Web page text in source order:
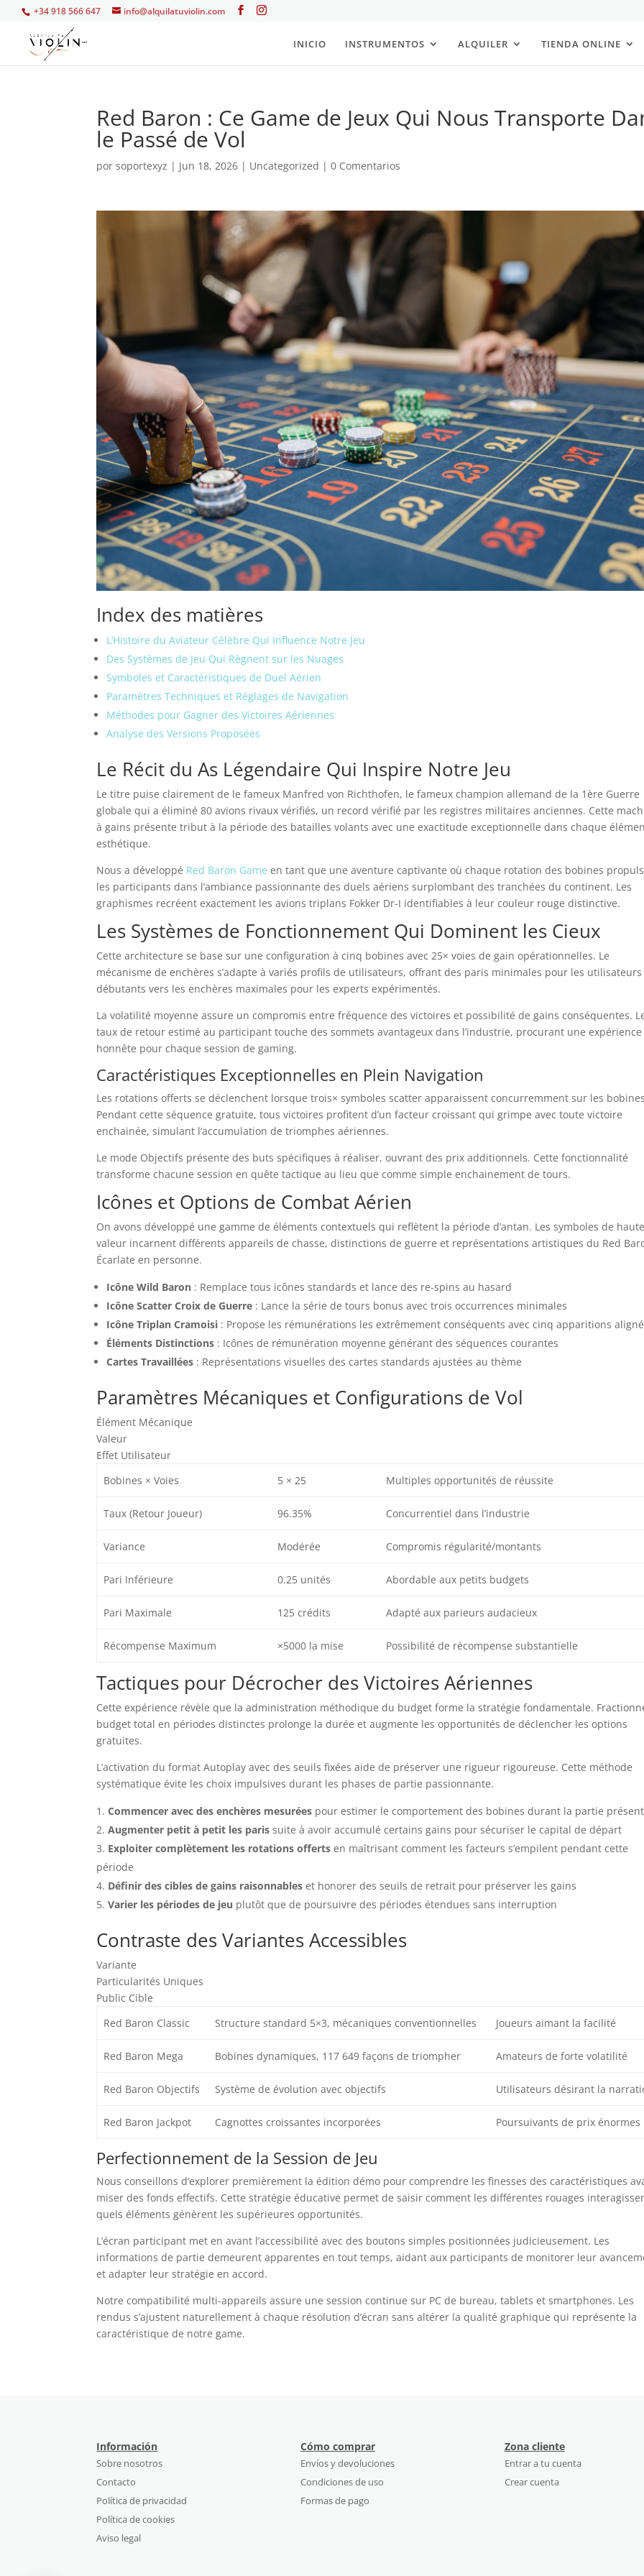
+34 918 566 647 info@alquilatuviolin.com
INICIO INSTRUMENTOS ALQUILER TIENDA ONLINE
Red Baron : Ce Game de Jeux Qui Nous Transporte
le Passé de Vol
porsoportexyz | Jun 18, 2026 | Uncategorized |0 Comentarios
Index des matières
L’Histoire du Aviateur Célèbre Qui Influence Notre Jeu
Des Systèmes de Jeu Qui Règnent sur les Nuages
Symboles et Caractéristiques de Duel Aérien
Paramètres Techniques et Réglages de Navigation
Méthodes pour Gagner des Victoires Aériennes
Analyse des Versions Proposées
Le Récit du As Légendaire Qui Inspire Notre Jeu
Le titre puise clairement de le fameux Manfred von Richthofen, le fameux champion allemand de la 1ère Guerre
globale qui a éliminé 80 avions rivaux vérifiés, un record vérifié par les registres militaires anciennes. Cette
à gains présente tribut à la période des batailles volants avec une exactitude exceptionnelle dans chaque
esthétique.
Nous a développé Red Baron Game en tant que une aventure captivante où chaque rotation des bobines
les participants dans l’ambiance passionnante des duels aériens surplombant des tranchées du continent. Les
graphismes recréent exactement les avions triplans Fokker Dr-I identifiables à leur couleur rouge distinctive.
Les Systèmes de Fonctionnement Qui Dominent les Cieux
Cette architecture se base sur une configuration à cinq bobines avec 25× voies de gain opérationnelles. Le
mécanisme de enchères s’adapte à variés profils de utilisateurs, offrant des paris minimales pour les utilisateurs
débutants vers les enchères maximales pour les experts expérimentés.
La volatilité moyenne assure un compromis entre fréquence des victoires et possibilité de gains conséquentes.
taux de retour estimé au participant touche des sommets avantageux dans l’industrie, procurant une expérience
honnête pour chaque session de gaming.
Caractéristiques Exceptionnelles en Plein Navigation
Les rotations offerts se déclenchent lorsque trois× symboles scatter apparaissent concurremment sur les
Pendant cette séquence gratuite, tous victoires profitent d’un facteur croissant qui grimpe avec toute victoire
enchainée, simulant l’accumulation de triomphes aériennes.
Le mode Objectifs présente des buts spécifiques à réaliser, ouvrant des prix additionnels. Cette fonctionnalité
transforme chacune session en quête tactique au lieu que comme simple enchainement de tours.
Icônes et Options de Combat Aérien
On avons développé une gamme de éléments contextuels qui reflètent la période d’antan. Les symboles de
valeur incarnent différents appareils de chasse, distinctions de guerre et représentations artistiques du Red
Écarlate en personne.
Icône Wild Baron : Remplace tous icônes standards et lance des re-spins au hasard
Icône Scatter Croix de Guerre : Lance la série de tours bonus avec trois occurrences minimales
Icône Triplan Cramoisi : Propose les rémunérations les extrêmement conséquents avec cinq apparitions
Éléments Distinctions : Icônes de rémunération moyenne générant des séquences courantes
Cartes Travaillées : Représentations visuelles des cartes standards ajustées au thème
Paramètres Mécaniques et Configurations de Vol
Élément Mécanique
Valeur
Effet Utilisateur
Bobines × Voies
5 × 25 Multiples opportunités de réussite
Taux (Retour Joueur) 96.35% Concurrentiel dans l’industrie
Variance Modérée Compromis régularité/montants
Pari Inférieure 0.25 unités Abordable aux petits budgets
Pari Maximale 125 crédits Adapté aux parieurs audacieux
Récompense Maximum ×5000 la mise Possibilité de récompense substantielle
Tactiques pour Décrocher des Victoires Aériennes
Cette expérience révèle que la administration méthodique du budget forme la stratégie fondamentale.
budget total en périodes distinctes prolonge la durée et augmente les opportunités de déclencher les options
gratuites.
L’activation du format Autoplay avec des seuils fixées aide de préserver une rigueur rigoureuse. Cette méthode
systématique évite les choix impulsives durant les phases de partie passionnante.
Commencer avec des enchères mesurées pour estimer le comportement des bobines durant la partie
Augmenter petit à petit les paris suite à avoir accumulé certains gains pour sécuriser le capital de départ
Exploiter complètement les rotations offerts en maîtrisant comment les facteurs s’empilent pendant cette
période
Définir des cibles de gains raisonnables et honorer des seuils de retrait pour préserver les gains
Varier les périodes de jeu plutôt que de poursuivre des périodes étendues sans interruption
Contraste des Variantes Accessibles
Variante
Particularités Uniques
Public Cible
Red Baron Classic
Structure standard 5×3, mécaniques conventionnelles Joueurs aimant la facilité
Red Baron Mega Bobines dynamiques, 117 649 façons de triompher Amateurs de forte volatilité
Red Baron Objectifs Système de évolution avec objectifs Utilisateurs désirant la
Red Baron Jackpot Cagnottes croissantes incorporées Poursuivants de prix énormes
Perfectionnement de la Session de Jeu
Nous conseillons d’explorer premièrement la édition démo pour comprendre les finesses des caractéristiques
miser des fonds effectifs. Cette stratégie éducative permet de saisir comment les différentes rouages
quels éléments génèrent les supérieures opportunités.
L’écran participant met en avant l’accessibilité avec des boutons simples positionnées judicieusement. Les
informations de partie demeurent apparentes en tout temps, aidant aux participants de monitorer leur
et adapter leur stratégie en accord.
Notre compatibilité multi-appareils assure une session continue sur PC de bureau, tablets et smartphones. Les
rendus s’ajustent naturellement à chaque résolution d’écran sans altérer la qualité graphique qui représente la
caractéristique de notre game.
Información
Sobre nosotros
Contacto
Política de privacidad
Política de cookies
Aviso legal
Cómo comprar
Envíos y devoluciones
Condiciones de uso
Formas de pago
Zona cliente
Entrar a tu cuenta
Crear cuenta